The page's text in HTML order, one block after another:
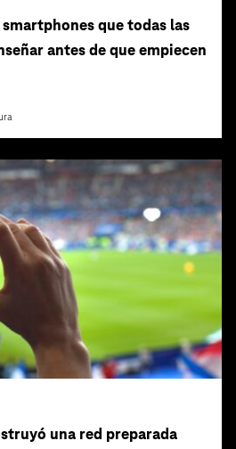
que todas las
antes de que empiecen
una red preparada